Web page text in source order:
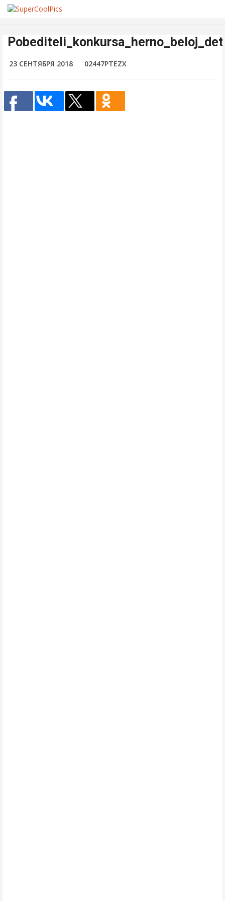
23 СЕНТЯБРЯ 2018 02447PTEZX